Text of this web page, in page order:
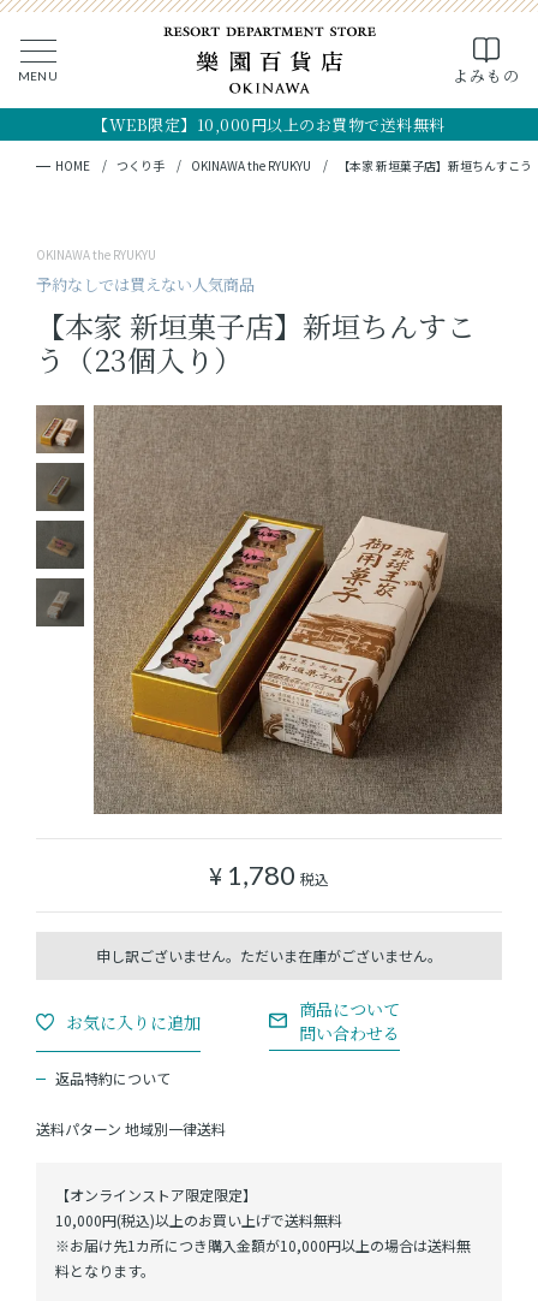
MENU よみもの
【WEB限定】10,000円以上のお買物で送料無料
CLOSE
検索
キーワード検索
MY PAGE CART
全ての商品
フード
クラフト
つくり手
OKINAWA the RYUKYU
ショッピングガイド
よみもの
実店舗のご案内
樂園百貨店について
HOME つくり手 OKINAWA the RYUKYU 【本家 新垣菓子店】新垣ちんすこ
OKINAWA the RYUKYU
予約なしでは買えない人気商品
【本家 新垣菓子店】新垣ちんすこ
う（23個入り）
¥ 1,780 税込
送料パターン 地域別一律送料
返品特約について
【オンラインストア限定限定】
10,000円(税込)以上のお買い上げで送料無料
※お届け先1カ所につき購入金額が10,000円以上の場合は送料無
料となります。